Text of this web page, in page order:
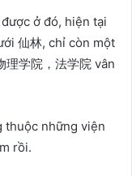
ở đó, hiện tại
仙林, chỉ còn một
学院，法学院 vân
thuộc những viện
rồi.